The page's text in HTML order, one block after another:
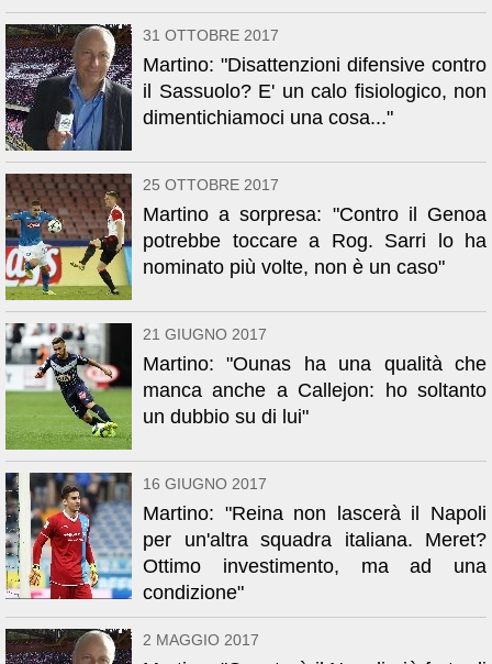
31 OTTOBRE 2017
Martino: "Disattenzioni difensive contro
il Sassuolo? E' un calo fisiologico, non
dimentichiamoci una cosa..."
25 OTTOBRE 2017
Martino a sorpresa: "Contro il Genoa
potrebbe toccare a Rog. Sarri lo ha
nominato più volte, non è un caso"
21 GIUGNO 2017
Martino: "Ounas ha una qualità che
manca anche a Callejon: ho soltanto
un dubbio su di lui"
16 GIUGNO 2017
Martino: "Reina non lascerà il Napoli
per un'altra squadra italiana. Meret?
Ottimo investimento, ma ad una
condizione"
2 MAGGIO 2017